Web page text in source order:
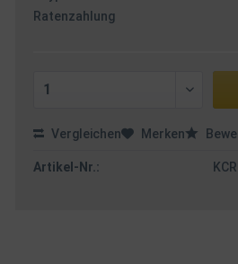
Ratenzahlung
Vergleichen Merken
Artikel-Nr.: